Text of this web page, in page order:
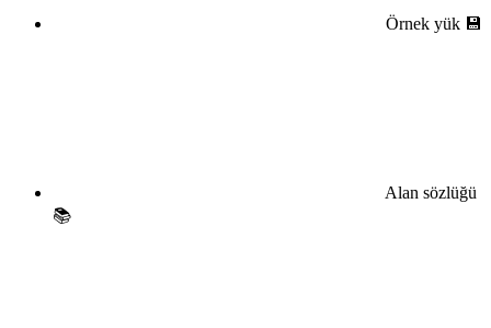
Örnek yük 💾
Alan sözlüğü
📚